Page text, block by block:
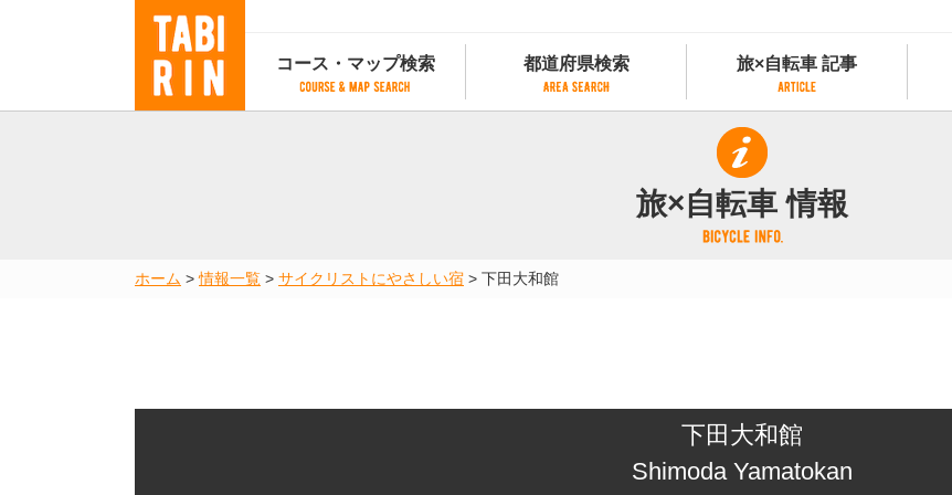
コース・マップ検索
地図から検索
都道府県検索
都道府県別サイクリング情報
都道府県アクセスランキング
旅×自転車 記事
旅×自転車 記事
記事一覧
カテゴリから探す
サイクリストにやさしい宿
サイクルトレイン
タンデム自転車があるレンタサイクル
旅×自転車 情報
ホーム >情報一覧 > サイクリストにやさしい宿 > 下田大和館
下田大和館
Shimoda Yamatokan